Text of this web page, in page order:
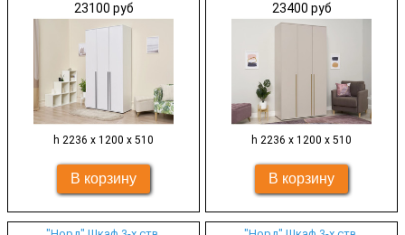
23100 руб
h 2236 х 1200 х 510
23400 руб
h 2236 х 1200 х 510